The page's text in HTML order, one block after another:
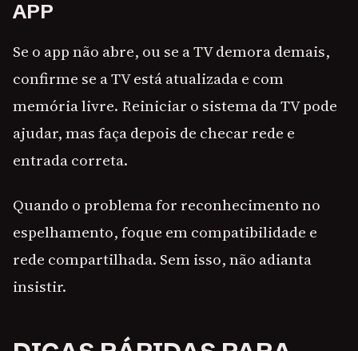
APP
Se o app não abre, ou se a TV demora demais,
confirme se a TV está atualizada e com
memória livre. Reiniciar o sistema da TV pode
ajudar, mas faça depois de checar rede e
entrada correta.
Quando o problema for reconhecimento no
espelhamento, foque em compatibilidade e
rede compartilhada. Sem isso, não adianta
insistir.